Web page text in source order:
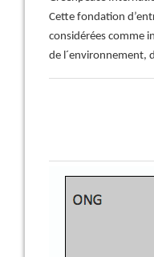
Cette fondation
considérées comme
de l´environnement,